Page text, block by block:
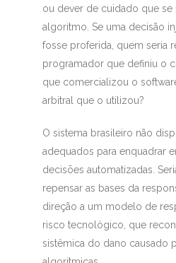
ou dever de cuidado que se
algoritmo. Se uma decisão
fosse proferida, quem seria
programador que definiu o
que comercializou o
arbitral que o utilizou?
O sistema brasileiro não
adequados para enquadrar
decisões automatizadas.
repensar as bases da
direção a um modelo de
risco tecnológico, que
sistêmica do dano causado